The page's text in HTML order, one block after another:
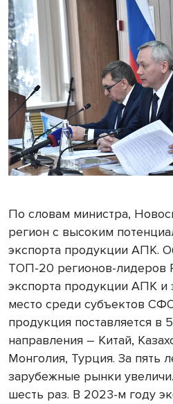
По словам министра,
регион с высоким
экспорта продукции АПК.
ТОП-20 регионов-лидеров
экспорта продукции АПК и
место среди субъектов
продукция поставляется в
направления – Китай,
Монголия, Турция. За пять
зарубежные рынки
шесть раз. В 2023-м году